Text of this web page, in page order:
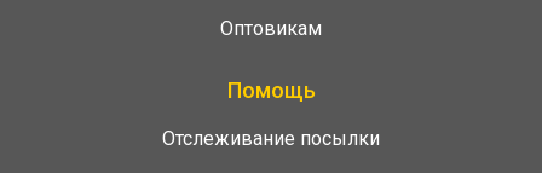
Оптовикам
Помощь
Отслеживание посылки